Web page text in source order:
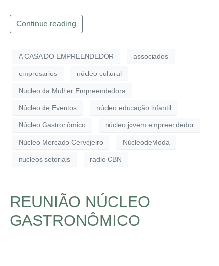
Continue reading
A CASA DO EMPREENDEDOR associados
empresarios núcleo cultural
Nucleo da Mulher Empreendedora
Núcleo de Eventos núcleo educação infantil
Núcleo Gastronômico núcleo jovem empreendedor
Núcleo Mercado Cervejeiro NúcleodeModa
nucleos setoriais radio CBN
REUNIÃO NÚCLEO
GASTRONÔMICO